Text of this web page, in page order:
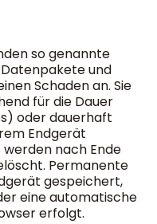
so genannte
Datenpakete und
Schaden an. Sie
für die Dauer
oder dauerhaft
Endgerät
nach Ende
Permanente
gespeichert,
eine automatische
erfolgt.